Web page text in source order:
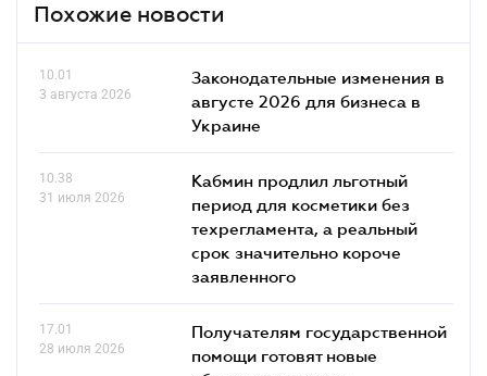
Похожие новости
10.01
3 августа 2026
Законодательные изменения в
августе 2026 для бизнеса в
Украине
10.38
31 июля 2026
Кабмин продлил льготный
период для косметики без
техрегламента, а реальный
срок значительно короче
заявленного
17.01
28 июля 2026
Получателям государственной
помощи готовят новые